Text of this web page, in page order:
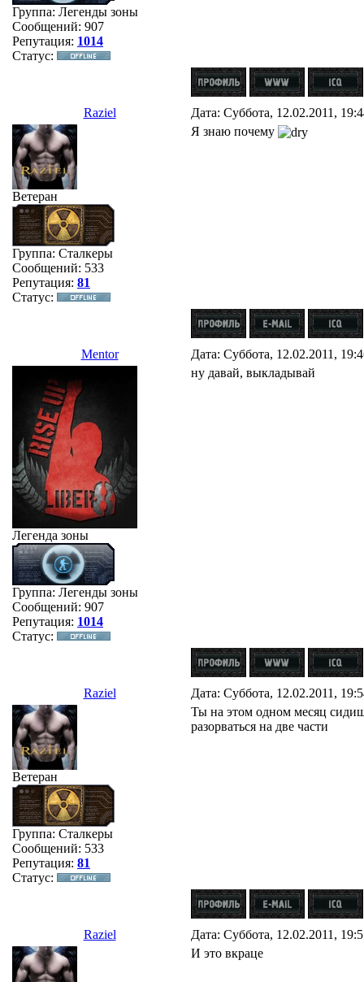
Группа: Легенды зоны
Сообщений: 907
Репутация: 1014
Статус:
Raziel Дата: Суббота, 12.02.2011,
Ветеран
Группа: Сталкеры
Сообщений: 533
Репутация: 81
Статус:
Я знаю почему
Mentor Дата: Суббота, 12.02.2011,
Легенда зоны
Группа: Легенды зоны
Сообщений: 907
Репутация: 1014
Статус:
ну давай, выкладывай
Raziel Дата: Суббота, 12.02.2011,
Ветеран
Группа: Сталкеры
Сообщений: 533
Репутация: 81
Статус:
Ты на этом одном месяц
разорваться на две части
Raziel Дата: Суббота, 12.02.2011,
И это вкраце